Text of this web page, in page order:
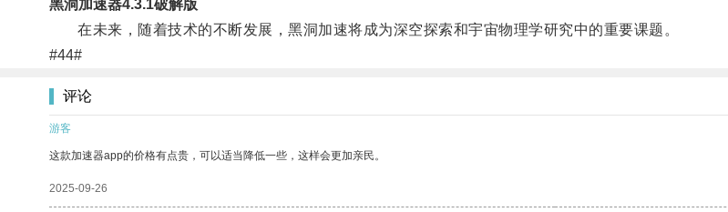
黑洞加速器4.3.1破解版
在未来，随着技术的不断发展，黑洞加速将成为深空探索和宇宙物理学研究中的重要课题。
#44#
评论
游客
这款加速器app的价格有点贵，可以适当降低一些，这样会更加亲民。
2025-09-26